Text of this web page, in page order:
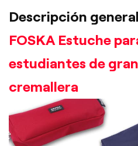
Descripción general
FOSKA Estuche
estudiantes de
cremallera